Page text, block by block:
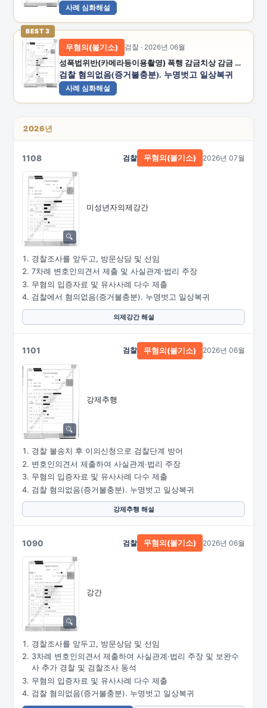
사례 심화해설
BEST 3
무혐의(불기소) 검찰 · 2026년 06월
성폭법위반(카메라등이용촬영) 폭행 감금치상 감금 공갈 공갈미수 스토킹처벌법위반
검찰 혐의없음(증거불충분). 누명벗고 일상복귀
사례 심화해설
2026년
1108
미성년자의제강간
검찰 무혐의(불기소) 2026년 07월
경찰조사를 앞두고, 방문상담 및 선임
7차례 변호인의견서 제출 및 사실관계·법리 주장
무혐의 입증자료 및 유사사례 다수 제출
검찰에서 혐의없음(증거불충분). 누명벗고 일상복귀
의제강간 해설
1101
강제추행
검찰 무혐의(불기소) 2026년 06월
경찰 불송치 후 이의신청으로 검찰단계 방어
변호인의견서 제출하여 사실관계·법리 주장
무혐의 입증자료 및 유사사례 다수 제출
검찰 혐의없음(증거불충분). 누명벗고 일상복귀
강제추행 해설
1090
강간
검찰 무혐의(불기소) 2026년 06월
경찰조사를 앞두고, 방문상담 및 선임
3차례 변호인의견서 제출하여 사실관계·법리 주장 및 보완수
사 추가 경찰 및 검찰조사 동석
무혐의 입증자료 및 유사사례 다수 제출
검찰 혐의없음(증거불충분). 누명벗고 일상복귀